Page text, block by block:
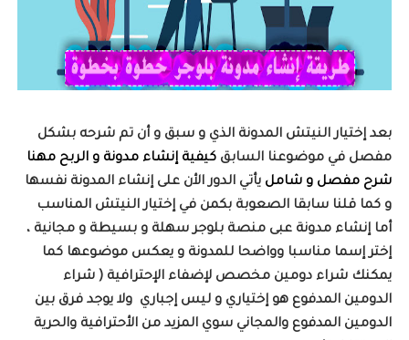
بعد إختيار النيتش المدونة الذي و سبق و أن تم شرحه بشكل
مفصل في موضوعنا السابق كيفية إنشاء مدونة و الربح مهنا
شرح مفصل و شامل يأتي الدور الأن على إنشاء المدونة نفسها
و كما قلنا سابقا الصعوبة بكمن في إختيار النيتش المناسب
أما إنشاء مدونة عبى منصة بلوجر سهلة و بسيطة و مجانية ،
إختر إسما مناسبا وواضحا للمدونة و يعكس موضوعها كما
يمكنك شراء دومين مخصص لإضفاء الإحترافية ( شراء
الدومين المدفوع هو إختياري و ليس إجباري ولا يوجد فرق بين
الدومين المدفوع والمجاني سوي المزيد من الأحترافية والحرية